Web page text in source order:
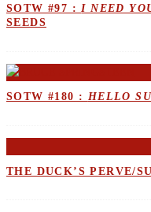
SOTW #97 :I NEED
SEEDS
SOTW #180 : HELLO
THE DUCK’S PERVE/